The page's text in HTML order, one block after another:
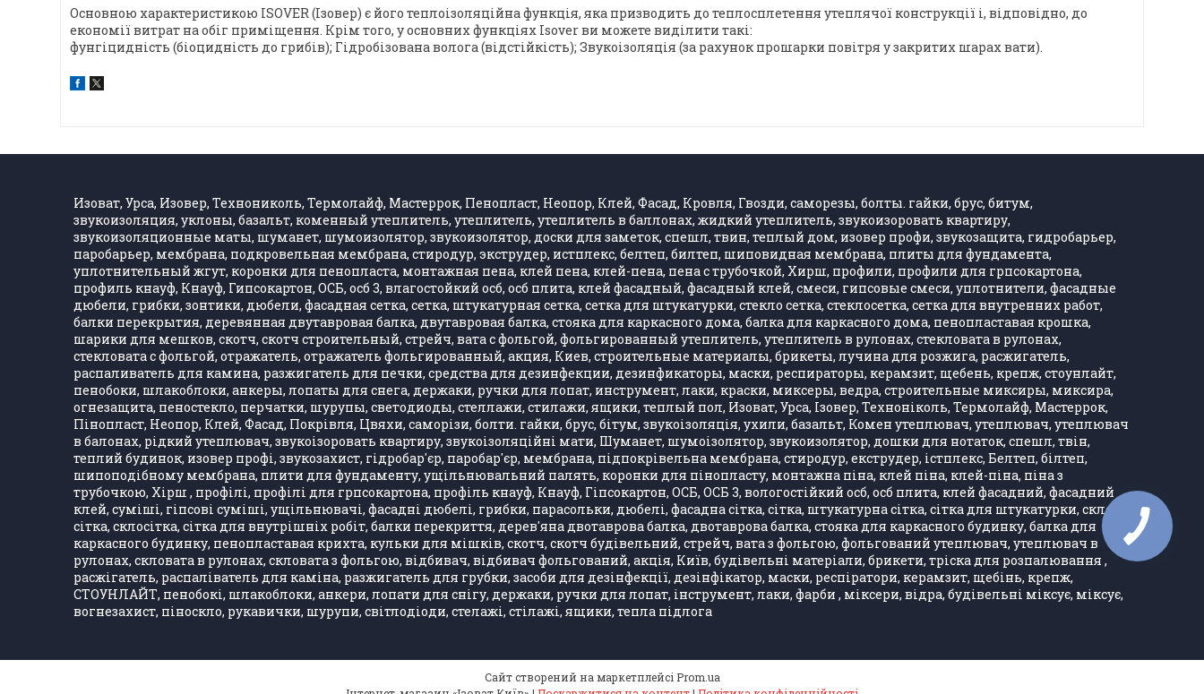
Основною характеристикою ISOVER (Ізовер) є його теплоізоляційна функція, яка призводить до теплосплетення утеплячої конструкції і, відповідно, до
економії витрат на обіг приміщення. Крім того, у основних функціях Isover ви можете виділити такі:
фунгіцидність (біоцидність до грибів); Гідробізована волога (відстійкість); Звукоізоляція (за рахунок прошарки повітря у закритих шарах вати).
Изоват, Урса, Изовер, Технониколь, Термолайф, Мастеррок, Пенопласт, Неопор, Клей, Фасад, Кровля, Гвозди, саморезы, болты. гайки, брус, битум,
звукоизоляция, уклоны, базальт, коменный утеплитель, утеплитель, утеплитель в баллонах, жидкий утеплитель, звукоизоровать квартиру,
звукоизоляционные маты, шуманет, шумоизолятор, звукоизолятор, доски для заметок, спешл, твин, теплый дом, изовер профи, звукозащита, гидробарьер,
паробарьер, мембрана, подкровельная мембрана, стиродур, экструдер, истплекс, белтеп, билтеп, шиповидная мембрана, плиты для фундамента,
уплотнительный жгут, коронки для пенопласта, монтажная пена, клей пена, клей-пена, пена с трубочкой, Хирш, профили, профили для грпсокартона,
профиль кнауф, Кнауф, Гипсокартон, ОСБ, осб 3, влагостойкий осб, осб плита, клей фасадный, фасадный клей, смеси, гипсовые смеси, уплотнители, фасадные
дюбели, грибки, зонтики, дюбели, фасадная сетка, сетка, штукатурная сетка, сетка для штукатурки, стекло сетка, стеклосетка, сетка для внутренних работ,
балки перекрытия, деревянная двутавровая балка, двутавровая балка, стояка для каркасного дома, балка для каркасного дома, пенопластавая крошка,
шарики для мешков, скотч, скотч строительный, стрейч, вата с фольгой, фольгированный утеплитель, утеплитель в рулонах, стекловата в рулонах,
стекловата с фольгой, отражатель, отражатель фольгированный, акция, Киев, строительные материалы, брикеты, лучина для розжига, расжигатель,
распаливатель для камина, разжигатель для печки, средства для дезинфекции, дезинфикаторы, маски, респираторы, керамзит, щебень, крепж, стоунлайт,
пенобоки, шлакоблоки, анкеры, лопаты для снега, держаки, ручки для лопат, инструмент, лаки, краски, миксеры, ведра, строительные миксиры, миксира,
огнезащита, пеностекло, перчатки, шурупы, светодиоды, стеллажи, стилажи, ящики, теплый пол, Изоват, Урса, Ізовер, Техноніколь, Термолайф, Мастеррок,
Пінопласт, Неопор, Клей, Фасад, Покрівля, Цвяхи, саморізи, болти. гайки, брус, бітум, звукоізоляція, ухили, базальт, Комен утеплювач, утеплювач, утеплювач
в балонах, рідкий утеплювач, звукоізоровать квартиру, звукоізоляційні мати, Шуманет, шумоізолятор, звукоизолятор, дошки для нотаток, спешл, твін,
теплий будинок, изовер профі, звукозахист, гідробар'єр, паробар'єр, мембрана, підпокрівельна мембрана, стиродур, екструдер, істплекс, Белтеп, білтеп,
шипоподібному мембрана, плити для фундаменту, ущільнювальний палять, коронки для пінопласту, монтажна піна, клей піна, клей-піна, піна з
трубочкою, Хірш , профілі, профілі для грпсокартона, профіль кнауф, Кнауф, Гіпсокартон, ОСБ, ОСБ 3, вологостійкий осб, осб плита, клей фасадний, фасадний
клей, суміші, гіпсові суміші, ущільнювачі, фасадні дюбелі, грибки, парасольки, дюбелі, фасадна сітка, сітка, штукатурна сітка, сітка для штукатурки, скло
сітка, склосітка, сітка для внутрішніх робіт, балки перекриття, дерев'яна двотаврова балка, двотаврова балка, стояка для каркасного будинку, балка для
каркасного будинку, пенопластавая крихта, кульки для мішків, скотч, скотч будівельний, стрейч, вата з фольгою, фольгований утеплювач, утеплювач в
рулонах, скловата в рулонах, скловата з фольгою, відбивач, відбивач фольгований, акція, Київ, будівельні матеріали, брикети, тріска для розпалювання ,
расжігатель, распаліватель для каміна, разжигатель для грубки, засоби для дезінфекції, дезінфікатор, маски, респіратори, керамзит, щебінь, крепж,
СТОУНЛАЙТ, пенобокі, шлакоблоки, анкери, лопати для снігу, держаки, ручки для лопат, інструмент, лаки, фарби , міксери, відра, будівельні міксує, міксує,
вогнезахист, піноскло, рукавички, шурупи, світлодіоди, стелажі, стілажі, ящики, тепла підлога
Сайт створений на маркетплейсі Prom.ua